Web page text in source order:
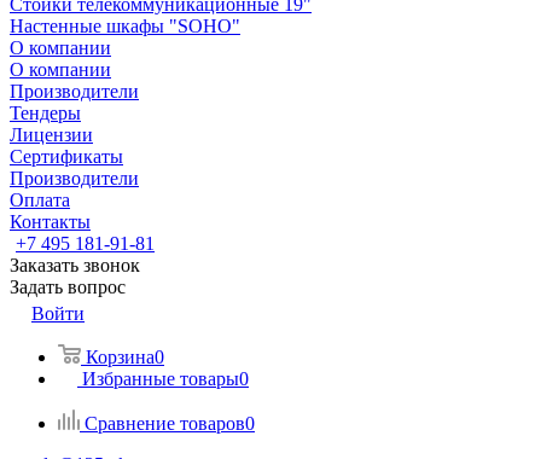
Стойки телекоммуникационные 19"
Настенные шкафы "SOHO"
О компании
О компании
Производители
Тендеры
Лицензии
Сертификаты
Производители
Оплата
Контакты
+7 495 181-91-81
Заказать звонок
Задать вопрос
Войти
Корзина0
Избранные товары0
Сравнение товаров0